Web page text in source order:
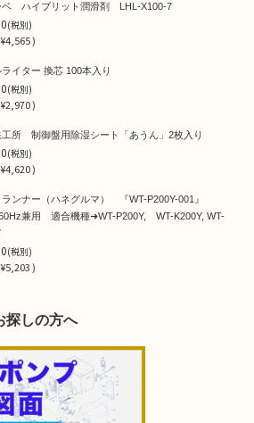
ベ ハイブリット潤滑剤 LHL-X100-7
(税別)
¥4,565 )
ライター 換芯 100本入り
(税別)
¥2,970 )
工所 制御盤用除湿シート「あうん」2枚入り
(税別)
¥4,620 )
ンナー（ハネグルマ） 『WT-P200Y-001』
兼用 適合機種➜WT-P200Y, WT-K200Y, WT-
(税別)
¥5,203 )
探しの方へ